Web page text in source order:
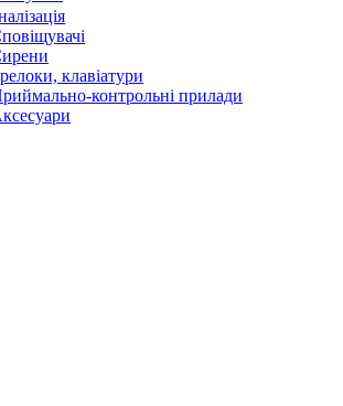
клавіатури
контрольні прилади